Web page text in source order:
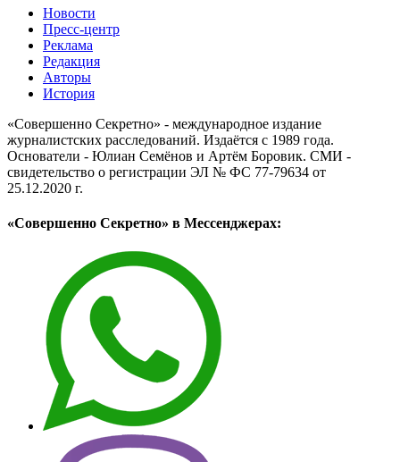
Новости
Пресс-центр
Реклама
Редакция
Авторы
История
«Совершенно Секретно» - международное издание
журналистских расследований. Издаётся с 1989 года.
Основатели - Юлиан Семёнов и Артём Боровик. CМИ -
свидетельство о регистрации ЭЛ № ФС 77-79634 от
25.12.2020 г.
«Совершенно Секретно» в Мессенджерах: